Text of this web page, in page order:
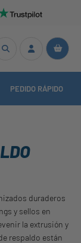
PEDIDO RÁPIDO
duraderos
y sellos en
la extrusión y
respaldo están